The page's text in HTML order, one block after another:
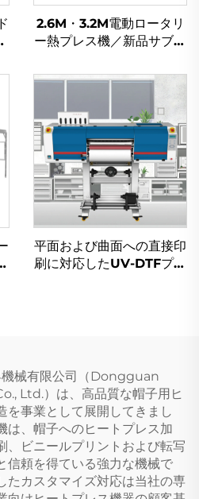
2.6M・3.2M電動ロータリ
ー熱プレス機／新品サブリ
レンダーマシン（織物・布
平面および曲面への直接印
刷に対応したUV-DTFプリ
械有限公司（Dongguan
Ltd.）は、高品質な帽子用ヒ
を事業として展開してきまし
は、帽子へのヒートプレス加
、ビニールプリントおよび転写
信頼を得ている強力な機械で
たカスタマイズ対応は当社の専